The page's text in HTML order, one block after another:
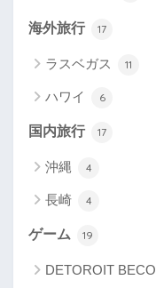
海外旅行 17
ラスベガス 11
ハワイ 6
国内旅行 17
沖縄 4
長崎 4
ゲーム 19
DETOROIT